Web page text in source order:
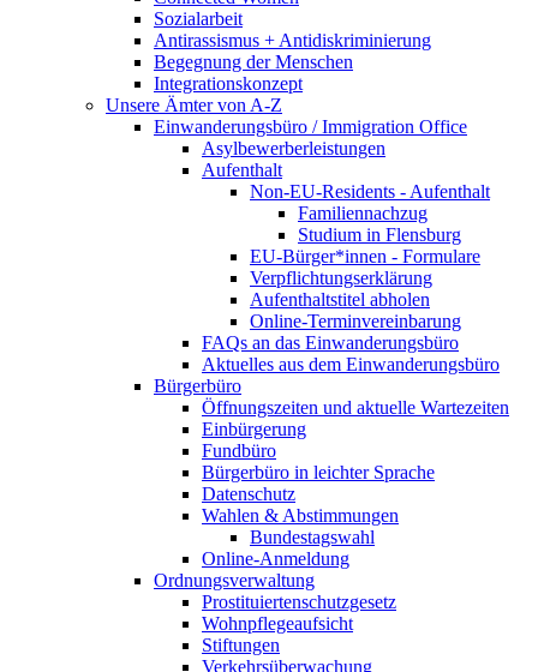
Sozialarbeit
Antirassismus + Antidiskriminierung
Begegnung der Menschen
Integrationskonzept
Unsere Ämter von A-Z
Einwanderungsbüro / Immigration Office
Asylbewerberleistungen
Aufenthalt
Non-EU-Residents - Aufenthalt
Familiennachzug
Studium in Flensburg
EU-Bürger*innen - Formulare
Verpflichtungserklärung
Aufenthaltstitel abholen
Online-Terminvereinbarung
FAQs an das Einwanderungsbüro
Aktuelles aus dem Einwanderungsbüro
Bürgerbüro
Öffnungszeiten und aktuelle Wartezeiten
Einbürgerung
Fundbüro
Bürgerbüro in leichter Sprache
Datenschutz
Wahlen & Abstimmungen
Bundestagswahl
Online-Anmeldung
Ordnungsverwaltung
Prostituiertenschutzgesetz
Wohnpflegeaufsicht
Stiftungen
Verkehrsüberwachung